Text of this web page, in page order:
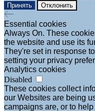
Принять Отклонить
Essential cookies
Always On. These
the website and use its
They're set in response
setting your privacy
Analytics cookies
Disabled
These cookies collect
our Websites are being
campaigns are, or to